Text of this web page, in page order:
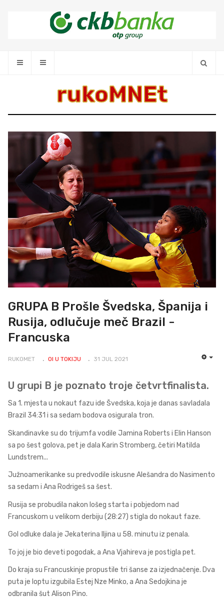
rukoMNEt
GRUPA B Prošle Švedska, Španija i
Rusija, odlučuje meč Brazil -
Francuska
RUKOMET OI U TOKIJU 31 JUL 2021
U grupi B je poznato troje četvrtfinalista.
Sa 1. mjesta u nokaut fazu ide Švedska, koja je danas savladala
Brazil 34:31 i sa sedam bodova osigurala tron.
Skandinavke su do trijumfa vodile Jamina Roberts i Elin Hanson
sa po šest golova, pet je dala Karin Stromberg, četiri Matilda
Lundstrem...
Južnoamerikanke su predvodile iskusne Alešandra do Nasimento
sa sedam i Ana Rodrigeš sa šest.
Rusija se probudila nakon lošeg starta i pobjedom nad
Francuskom u velikom derbiju (28:27) stigla do nokaut faze.
Gol odluke dala je Jekaterina Iljina u 58. minutu iz penala.
To joj je bio deveti pogodak, a Ana Vjahireva je postigla pet.
Do kraja su Francuskinje propustile tri šanse za izjednačenje. Dva
puta je loptu izgubila Estej Nze Minko, a Ana Sedojkina je
odbranila šut Alison Pino.